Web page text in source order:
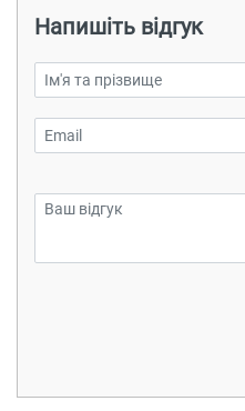
Напишіть відгук